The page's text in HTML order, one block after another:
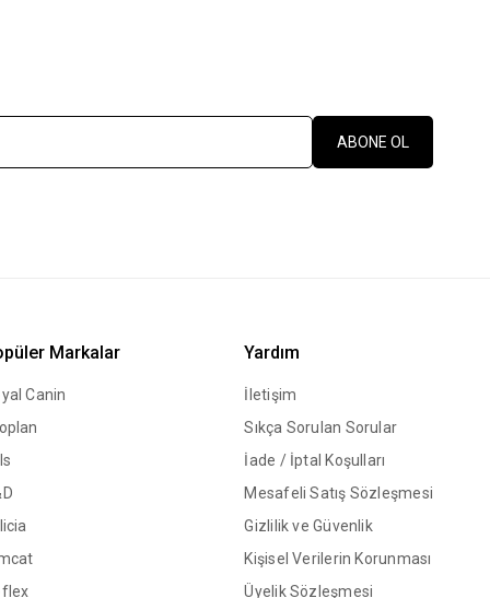
ABONE OL
Markalar
Canin
Yardım
İletişim
Sıkça Sorulan Sorular
İade / İptal Koşulları
Mesafeli Satış Sözleşmesi
Gizlilik ve Güvenlik
Kişisel Verilerin Korunması
Üyelik Sözleşmesi